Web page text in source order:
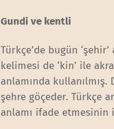
Gundi ve kentli
Türkçe’de bugün
kelimesi de ‘kin’ ile
anlamında kullanılmış.
şehre göçeder. Türkçe
anlamı ifade